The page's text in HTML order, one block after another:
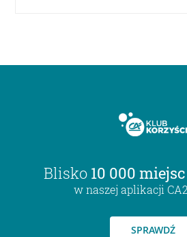
Blisko 10 000 miejsc
w naszej aplikacji
SPRAWDŹ